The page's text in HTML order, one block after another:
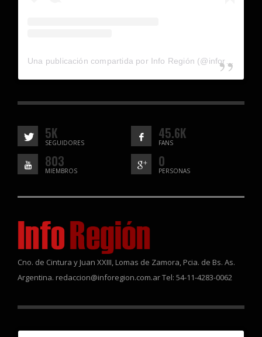
5K
SEGUIDORES
45.6K
FANS
803
MIEMBROS
0
PERSONAS
Cno. de Cintura y Juan XXIII, Lomas de Zamora, Pcia. de Bs. As.
Argentina. redaccion@inforegion.com.ar Tel: 54-11-4283-0062